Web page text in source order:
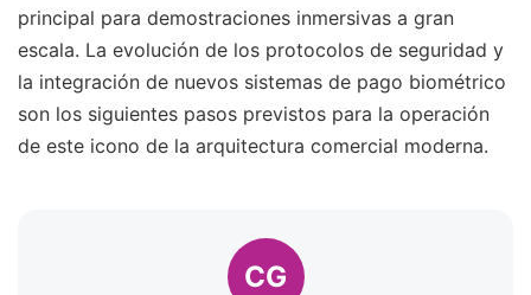
principal para demostraciones inmersivas a gran
escala. La evolución de los protocolos de seguridad y
la integración de nuevos sistemas de pago biométrico
son los siguientes pasos previstos para la operación
de este icono de la arquitectura comercial moderna.
CG